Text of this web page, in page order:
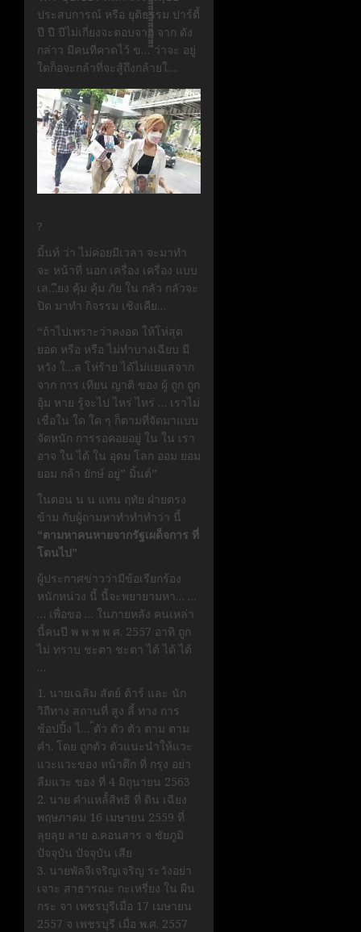
ประสบการณ์ หรือ ยุติธรรม ปาร์ตี้
ปี ปี ปีไม่เกี่ยงจะตอบจาก จาก ดัง
กล่าว มีคนที่คาดไว้ ข… ีีีีีีีีีีีีีีีีีีีีี้ว่าจะ อยู่
ใดก็อจะกล้าที่จะสู้ถึงกล้ายใ…
?
มิ้นท์ ว่า ไม่ค่อยมีเวลา จะมาทำ
จะ หน้าที่ นอก เครื่อง เครื่อง แบบ
เล…ียง คุ้ม คุ้ม ภัย ใน กลัว กลัวจะ
ปิด มาทำ กิจรรม เชิงเคีย…
“ถ้าไปเพราะว่าคงอด ให้โห่สุด
ยอด หรือ หรือ ไม่ทำบางเฉียบ มี
หวัง ใ…ล โห่ร้าย ได้ไม่แยแสจาก
จาก การ เทียน ญาติ ของ ผู้ ถูก ถูก
อุ้ม หาย รู้จะไป ไหร่ ไหร่ … เราไม่
เชื่อใน ใด ใด ๆ ก็ตามที่จัดมาแบบ
จัดหนัก การรอคอยอยู่ ใน ใน เรา
อาจ ใน ได้ ใน อุดม โลก ออม ยอม
ยอม กล้า ยักษ์ อยู่” มิ้นต์”
ในตอน น น แทน ฤทัย ฝ่ายตรง
ข้าม กับผู้ถามหาทำทำทำว่า นี้
“ตามหาคนหายจากรัฐเผด็จการ ที่
โดนไป”
ผู้ประกาศข่าวว่ามีข้อเรียกร้อง
หนักหน่วง นี้ นี้จะพยายามหา… …
… เพื่อขอ … ในภายหลัง คนเหล่า
นี้คนปี พ พ พ พ ศ. 2557 อาทิ ถูก
ไม่ ทราบ ชะตา ชะตา ได้ ได้ ได้
…
1. นายเฉลิม สัตย์ ต้าร์ และ นัก
วิถีทาง สถานที่ สูง ลี้ ทาง การ
ช้อปปิ้ง ไ… ้ตัว ตัว ตัว ตาม ตาม
คำ. โดย ถูกตัว ตัวแนะนำให้แวะ
แวะแวะของ หน้าตึก ที่ กรุง อย่า
ลืมแวะ ของ ที่ 4 มิถุนายน 2563
2. นาย คำแหล้้สิทธิ ที่ ดิน เฉียง
พฤษภาคม 16 เมษายน 2559 ที่
ลุยลุย ลาย อ.คอนสาร จ ชัยภูมิ
ปัจจุบัน ปัจจุบัน เสีย
3. นายพัลจีเจริญเจริญ ระวังอย่า
เจาะ สาธารณะ กะเหรี่ยง ใน ผืน
กระ จา เพชรบุรีเมื่อ 17 เมษายน
2557 จ เพชรบุรี เมื่อ พ.ศ. 2557